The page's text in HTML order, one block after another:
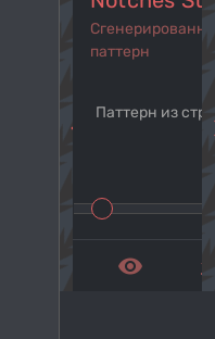
navigate_before
паттерн
Паттерн из
remove_red_eye